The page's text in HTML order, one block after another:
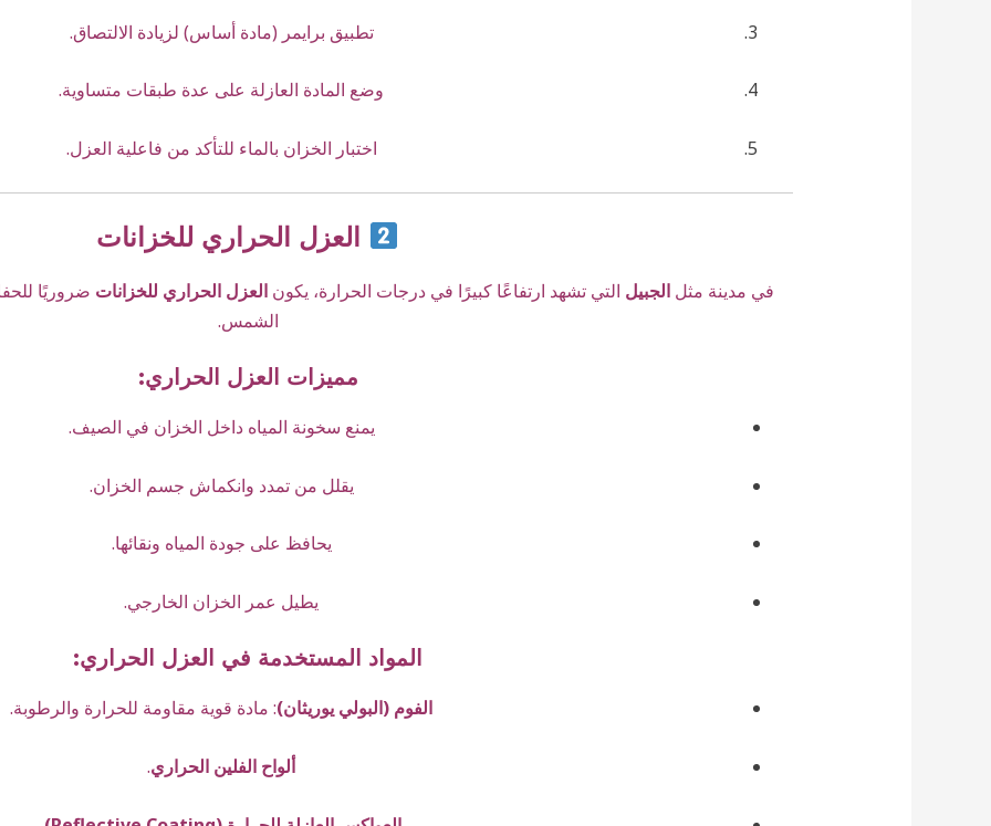
تطبيق برايمر (مادة أساس) لزيادة الالتصاق.
وضع المادة العازلة على عدة طبقات متساوية.
اختبار الخزان بالماء للتأكد من فاعلية العزل.
العزل الحراري للخزانات
في مدينة مثلالجبيل التي تشهد ارتفاعًا كبيرًا في درجات الحرارة، يكونالعزل الحراري للخزانات ضروريًا
الشمس.
مميزات العزل الحراري:
يمنع سخونة المياه داخل الخزان في الصيف.
يقلل من تمدد وانكماش جسم الخزان.
يحافظ على جودة المياه ونقائها.
يطيل عمر الخزان الخارجي.
المواد المستخدمة في العزل الحراري:
الفوم (البولي يوريثان): مادة قوية مقاومة للحرارة والرطوبة.
ألواح الفلين الحراري.